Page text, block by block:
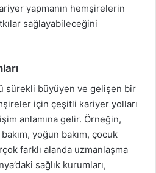
yapmanın hemşirelerin
sağlayabileceğini
sürekli büyüyen ve gelişen bir
için çeşitli kariyer yolları
anlamına gelir. Örneğin,
yoğun bakım, çocuk
farklı alanda uzmanlaşma
sağlık kurumları,